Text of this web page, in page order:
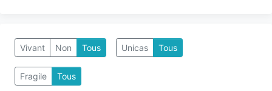
Vivant Non Tous Unicas Tous
Fragile Tous